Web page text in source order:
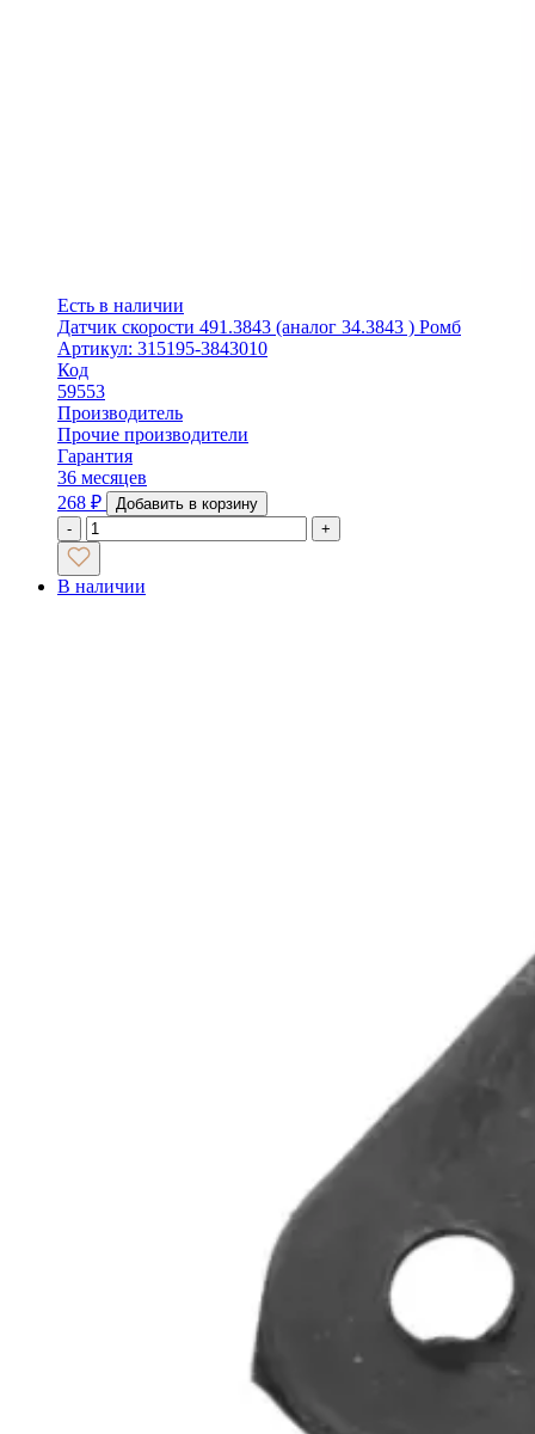
Есть в наличии
Датчик скорости 491.3843 (аналог 34.3843 ) Ромб
Артикул: 315195-3843010
Код
59553
Производитель
Прочие производители
Гарантия
36 месяцев
268 ₽
Добавить в корзину
-
+
В наличии